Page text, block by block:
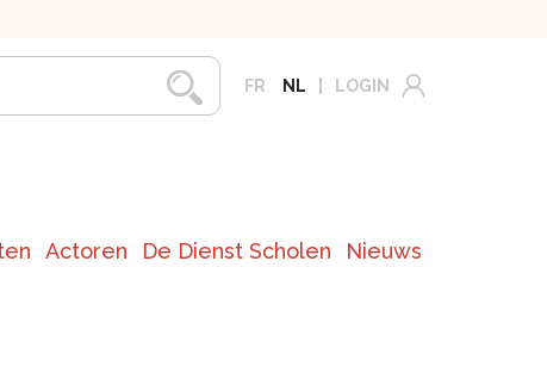
FR NL LOGIN
Actoren De Dienst Scholen Nieuws